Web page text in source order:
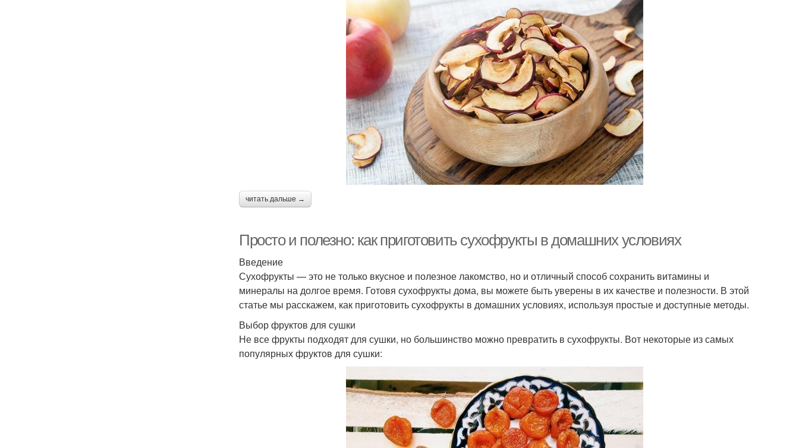
читать дальше →
Просто и полезно: как приготовить сухофрукты в домашних условиях
Введение
Сухофрукты — это не только вкусное и полезное лакомство, но и отличный способ сохранить витамины и
минералы на долгое время. Готовя сухофрукты дома, вы можете быть уверены в их качестве и полезности. В этой
статье мы расскажем, как приготовить сухофрукты в домашних условиях, используя простые и доступные методы.
Выбор фруктов для сушки
Не все фрукты подходят для сушки, но большинство можно превратить в сухофрукты. Вот некоторые из самых
популярных фруктов для сушки: